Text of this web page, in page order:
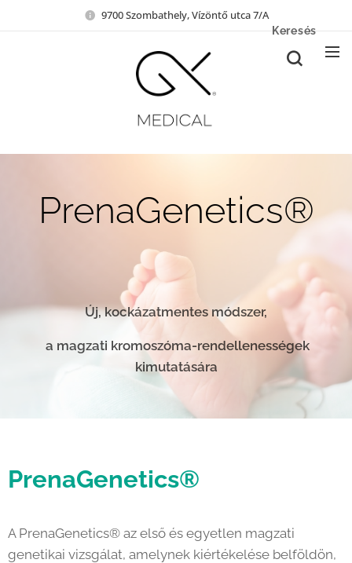
9700 Szombathely, Vízöntő utca 7/A
Keresés
PrenaGenetics®
Új, kockázatmentes módszer,
a magzati kromoszóma-rendellenességek
kimutatására
PrenaGenetics®
A PrenaGenetics® az első és egyetlen magzati
genetikai vizsgálat, amelynek kiértékelése belföldön,